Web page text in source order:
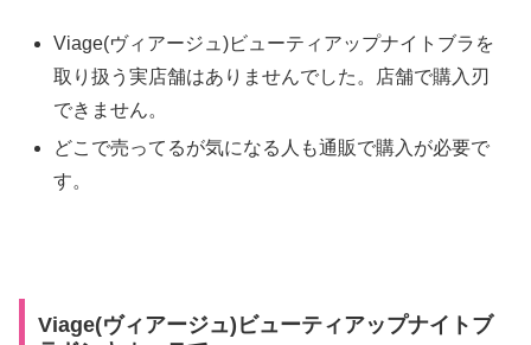
Viage(ヴィアージュ)ビューティアップナイトブラを
取り扱う実店舗はありませんでした。店舗で購入刃
できません。
どこで売ってるが気になる人も通販で購入が必要で
す。
Viage(ヴィアージュ)ビューティアップナイトブ